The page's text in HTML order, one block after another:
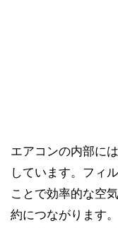
エアコンの内部に
しています。フィ
ことで効率的な空
約につながります